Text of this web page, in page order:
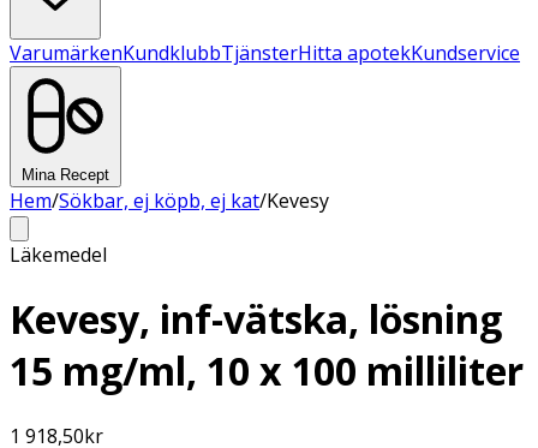
VarumärkenKundklubbTjänsterHitta apotekKundservice
Mina Recept
Hem/Sökbar, ej köpb, ej kat/Kevesy
Läkemedel
Kevesy, inf-vätska, lösning
15 mg/ml, 10 x 100 milliliter
1 918,50kr